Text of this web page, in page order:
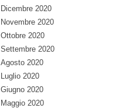
Dicembre 2020
Novembre 2020
Ottobre 2020
Settembre 2020
Agosto 2020
Luglio 2020
Giugno 2020
Maggio 2020